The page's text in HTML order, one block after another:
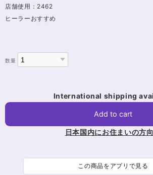
店舗使用：2462
ヒーラーおすすめ
数量
International shipping
Add to cart
日本国内にお住まいの方
この商品をアプリで見る